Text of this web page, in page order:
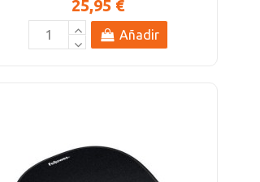
25,95 €
Añadir